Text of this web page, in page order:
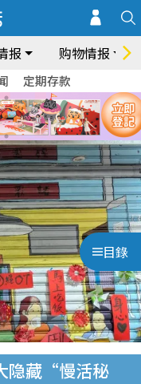
报 购物情报
定期存款
目錄
隐藏“慢活秘